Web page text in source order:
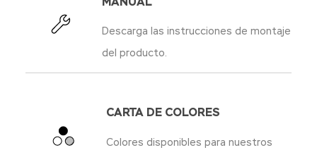
Descarga las instrucciones de montaje
del producto.
CARTA DE COLORES
Colores disponibles para nuestros